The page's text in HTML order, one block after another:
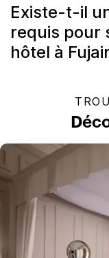
Existe-t-il
requis pour
hôtel à